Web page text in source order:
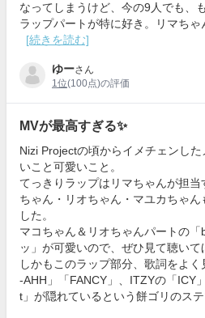
なってしまうけど、今の9人でも、
ラップパートが特に好き。リマち
[続きを読む]
ゆーさん
1位(100点)の評価
MVが最高すぎる✨
Nizi Projectの頃からイメチェンし
いこと可愛いこと。
てっきりラップはリマちゃんが担
ちゃん・リオちゃん・マユカちゃ
した。
マコちゃん＆リオちゃんパートの
ッ」が可愛いので、ぜひ見て聴いて
しかもこのラップ部分、歌詞をよ
-AHH」「FANCY」、ITZYの「ICY
t」が隠れているという餅ゴリのス